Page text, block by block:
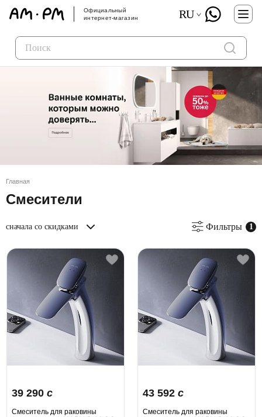
Официальный
интернет-магазин
RU
Главная
Смесители
сначала со скидками Фильтры
39 290 c
Смеситель для раковины
43 592 c
Смеситель для раковины